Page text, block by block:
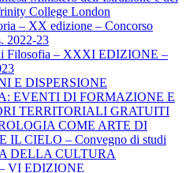
College London
– XX edizione – Concorso
2022-23
Filosofia – XXXI EDIZIONE –
E DISPERSIONE
EVENTI DI FORMAZIONE E
TERRITORIALI GRATUITI
COME ARTE DI
IL CIELO – Convegno di studi
DELLA CULTURA
VI EDIZIONE